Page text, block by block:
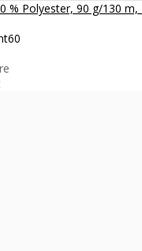
% Polyester, 90 g/130 m,